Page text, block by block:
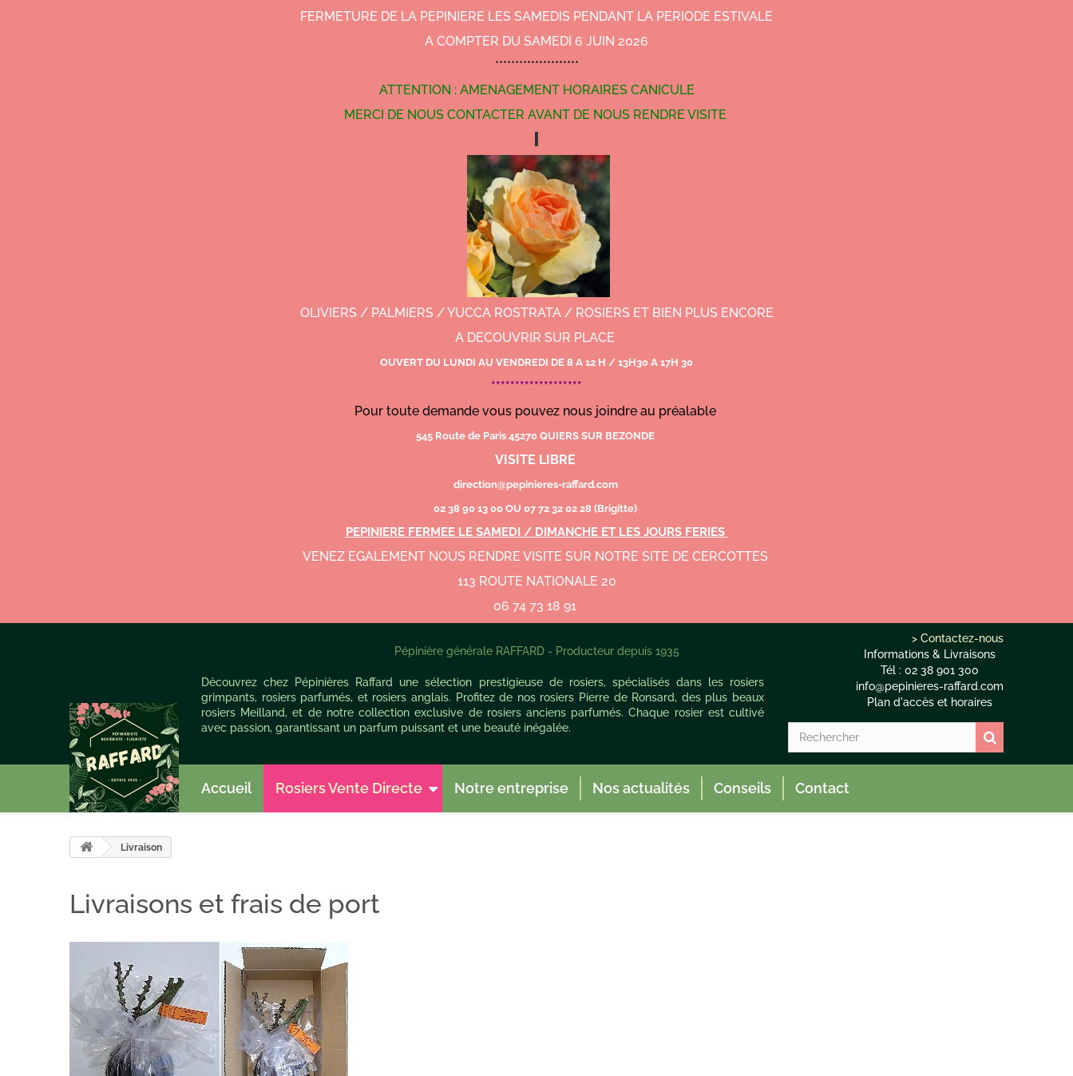
FERMETURE DE LA PEPINIERE LES SAMEDIS PENDANT LA PERIODE ESTIVALE
A COMPTER DU SAMEDI 6 JUIN 2026
*********************
ATTENTION : AMENAGEMENT HORAIRES CANICULE
MERCI DE NOUS CONTACTER AVANT DE NOUS RENDRE VISITE
OLIVIERS / PALMIERS / YUCCA ROSTRATA / ROSIERS ET BIEN PLUS ENCORE
A DECOUVRIR SUR PLACE
OUVERT DU LUNDI AU VENDREDI DE 8 A 12 H / 13H30 A 17H 30
*******************
Pour toute demande vous pouvez nous joindre au préalable
545 Route de Paris 45270 QUIERS SUR BEZONDE
VISITE LIBRE
direction@pepinieres-raffard.com
02 38 90 13 00 OU 07 72 32 02 28 (Brigitte)
PEPINIERE FERMEE LE SAMEDI / DIMANCHE ET LES JOURS FERIES
VENEZ EGALEMENT NOUS RENDRE VISITE SUR NOTRE SITE DE CERCOTTES
113 ROUTE NATIONALE 20
06 74 73 18 91
Pépinière générale RAFFARD - Producteur depuis 1935
Découvrez chez Pépinières Raffard une sélection prestigieuse de rosiers, spécialisés dans les rosiers
grimpants, rosiers parfumés, et rosiers anglais. Profitez de nos rosiers Pierre de Ronsard, des plus beaux
rosiers Meilland, et de notre collection exclusive de rosiers anciens parfumés. Chaque rosier est cultivé
avec passion, garantissant un parfum puissant et une beauté inégalée.
> Contactez-nous
Informations & Livraisons
Tél : 02 38 901 300
info@pepinieres-raffard.com
Plan d'accès et horaires
Accueil Rosiers Vente Directe Notre entreprise Nos actualités Conseils Contact
Livraison
Livraisons et frais de port